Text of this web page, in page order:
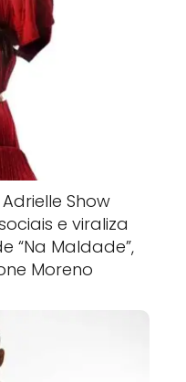
Show
e viraliza
“Na Maldade”,
Moreno